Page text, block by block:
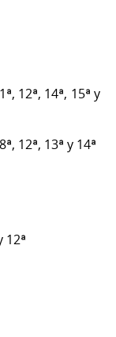
12ª, 14ª, 15ª y
12ª, 13ª y 14ª
12ª